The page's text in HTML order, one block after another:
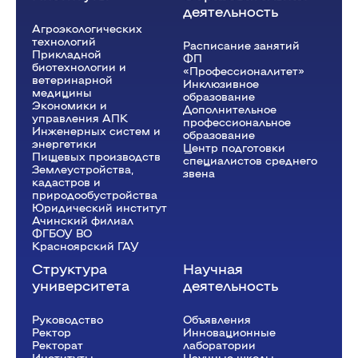
Агроэкологических
технологий
Прикладной
биотехнологии и
ветеринарной
медицины
Экономики и
управления АПК
Инженерных систем и
энергетики
Пищевых производств
Землеустройства,
кадастров и
природообустройства
Юридический институт
Ачинский филиал
ФГБОУ ВО
Красноярский ГАУ
деятельность
Расписание занятий
ФП
«Профессионалитет»
Инклюзивное
образование
Дополнительное
профессиональное
образование
Центр подготовки
специалистов среднего
звена
Структура
университета
Руководство
Ректор
Рeкторат
Научная
деятельность
Объявления
Инновационные
лаборатории